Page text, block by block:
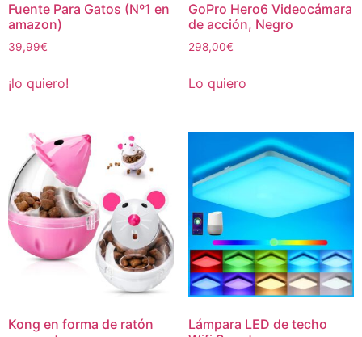
Fuente Para Gatos (Nº1 en
amazon)
39,99€
¡lo quiero!
GoPro Hero6 Videocámara
de acción, Negro
298,00€
Lo quiero
Kong en forma de ratón
Lámpara LED de techo